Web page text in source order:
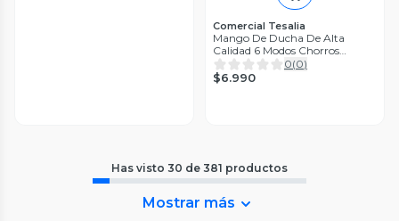
Comercial Tesalia
Mango De Ducha De Alta
Calidad 6 Modos Chorros
Ajustables Negro
0(0)
$6.990
Has visto 30 de 381 productos
Mostrar más